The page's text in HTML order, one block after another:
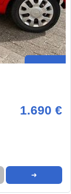
1.690 €
➜